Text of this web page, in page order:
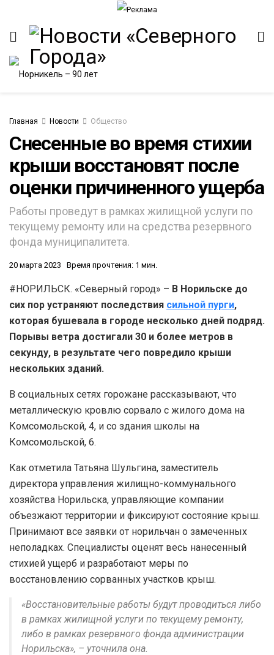
Главная Новости Общество
Снесенные во время стихии
крыши восстановят после
оценки причиненного ущерба
Работы проведут в рамках жилищной услуги по
текущему ремонту или на средства резервного
фонда муниципалитета.
20 марта 2023 Время прочтения: 1 мин.
#НОРИЛЬСК. «Северный город» – В Норильске до
сих пор устраняют последствия сильной пурги,
которая бушевала в городе несколько дней подряд.
Порывы ветра достигали 30 и более метров в
секунду, в результате чего повредило крыши
нескольких зданий.
В социальных сетях горожане рассказывают, что
металлическую кровлю сорвало с жилого дома на
Комсомольской, 4, и со здания школы на
Комсомольской, 6.
Как отметила Татьяна Шульгина, заместитель
директора управления жилищно-коммунального
хозяйства Норильска, управляющие компании
объезжают территории и фиксируют состояние крыш.
Принимают все заявки от норильчан о замеченных
неполадках. Специалисты оценят весь нанесенный
стихией ущерб и разработают меры по
восстановлению сорванных участков крыш.
«Восстановительные работы будут проводиться либо
в рамках жилищной услуги по текущему ремонту,
либо в рамках резервного фонда администрации
Норильска», – уточнила она.